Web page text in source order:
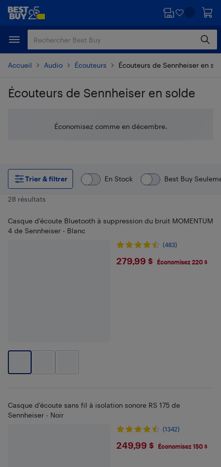
Passer
principal
Passer
Accueil Audio Écouteurs Écouteurs de Sennheiser en
Écouteurs de Sennheiser en solde
Économisez comme en décembre.
Trier & filtrer En Stock Best Buy
28 résultats
Casque d'écoute Bluetooth à suppression du bruit MOMENTUM
4 de Sennheiser - Blanc
(483)
$279.99
279,99 $ Économisez 220 $
Casque d'écoute sans fil à isolation sonore RS 175 de
Sennheiser - Noir
(1342)
$249.99
249,99 $ Économisez 150 $